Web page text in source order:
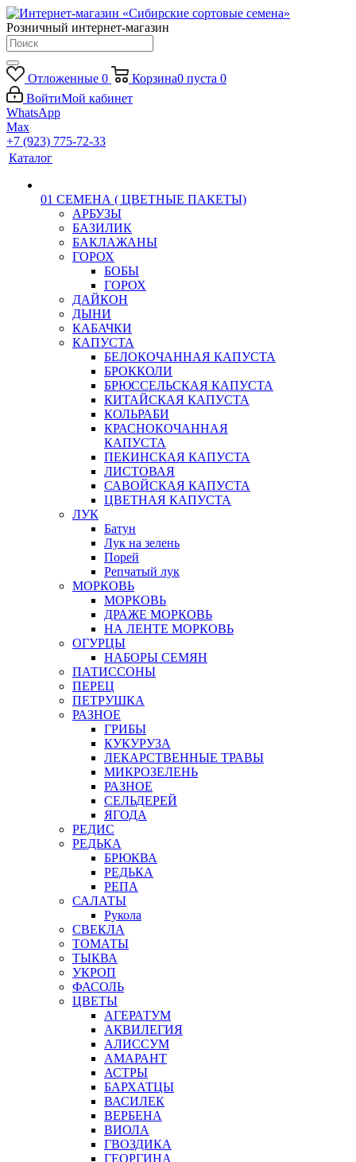
Розничный интернет-магазин
Отложенные 0 Корзина0 пуста 0
ВойтиМой кабинет
WhatsApp
Max
+7 (923) 775-72-33
Каталог
01 СЕМЕНА ( ЦВЕТНЫЕ ПАКЕТЫ)
АРБУЗЫ
БАЗИЛИК
БАКЛАЖАНЫ
ГОРОХ
БОБЫ
ГОРОХ
ДАЙКОН
ДЫНИ
КАБАЧКИ
КАПУСТА
БЕЛОКОЧАННАЯ КАПУСТА
БРОККОЛИ
БРЮССЕЛЬСКАЯ КАПУСТА
КИТАЙСКАЯ КАПУСТА
КОЛЬРАБИ
КРАСНОКОЧАННАЯ
КАПУСТА
ПЕКИНСКАЯ КАПУСТА
ЛИСТОВАЯ
САВОЙСКАЯ КАПУСТА
ЦВЕТНАЯ КАПУСТА
ЛУК
Батун
Лук на зелень
Порей
Репчатый лук
МОРКОВЬ
МОРКОВЬ
ДРАЖЕ МОРКОВЬ
НА ЛЕНТЕ МОРКОВЬ
ОГУРЦЫ
НАБОРЫ СЕМЯН
ПАТИССОНЫ
ПЕРЕЦ
ПЕТРУШКА
РАЗНОЕ
ГРИБЫ
КУКУРУЗА
ЛЕКАРСТВЕННЫЕ ТРАВЫ
МИКРОЗЕЛЕНЬ
РАЗНОЕ
СЕЛЬДЕРЕЙ
ЯГОДА
РЕДИС
РЕДЬКА
БРЮКВА
РЕДЬКА
РЕПА
САЛАТЫ
Рукола
СВЕКЛА
ТОМАТЫ
ТЫКВА
УКРОП
ФАСОЛЬ
ЦВЕТЫ
АГЕРАТУМ
АКВИЛЕГИЯ
АЛИССУМ
АМАРАНТ
АСТРЫ
БАРХАТЦЫ
ВАСИЛЕК
ВЕРБЕНА
ВИОЛА
ГВОЗДИКА
ГЕОРГИНА